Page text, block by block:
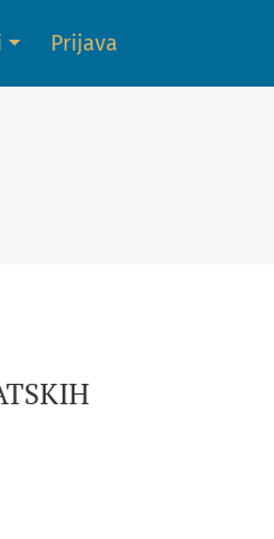
I METOHIJI
jezika. Trenutni jezik je:
Prijava